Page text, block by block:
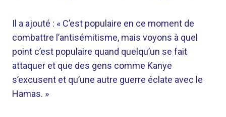
Il a ajouté : « C’est populaire en ce moment de
combattre l’antisémitisme, mais voyons à quel
point c’est populaire quand quelqu’un se fait
attaquer et que des gens comme Kanye
s’excusent et qu’une autre guerre éclate avec le
Hamas. »